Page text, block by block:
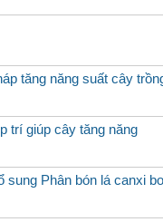
tăng năng suất cây
trí giúp cây tăng năng
sung Phân bón lá canxi